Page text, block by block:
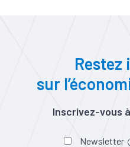
Restez
sur
Inscrivez-vous
Newsletter